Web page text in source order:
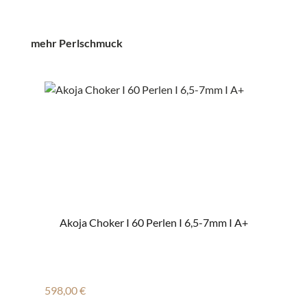
Produktgalerie überspringen
mehr Perlschmuck
Akoja Choker I 60 Perlen I 6,5-7mm I A+
Regulärer Preis:
598,00 €